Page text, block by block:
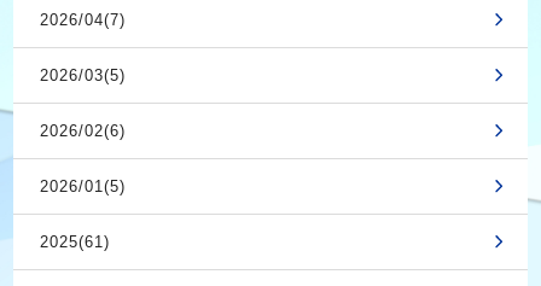
2026/04(7)
2026/03(5)
2026/02(6)
2026/01(5)
2025(61)